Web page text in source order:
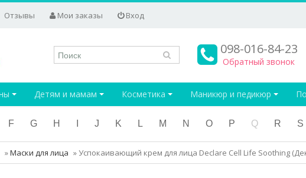
Отзывы Мои заказы Вход
098-016-84-23
Обратный звонок
Детям и мамам Косметика Маникюр и педикюр
F G H J K L M N O P Q R S
»Маски для лица »Успокаивающий крем для лица Declare Cell Life Soothing